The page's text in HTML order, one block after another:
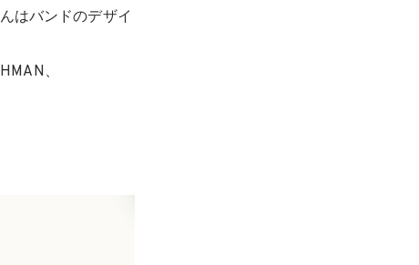
はバンドのデザイ
、